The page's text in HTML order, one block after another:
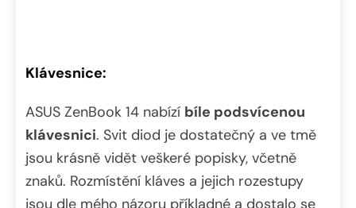
Klávesnice:
ASUS ZenBook 14 nabízí bíle podsvícenou
klávesnici. Svit diod je dostatečný a ve tmě
jsou krásně vidět veškeré popisky, včetně
znaků. Rozmístění kláves a jejich rozestupy
jsou dle mého názoru příkladné a dostalo se